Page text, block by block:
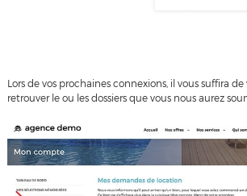
Lors de vos prochaines connexions, il vous suffira
retrouver le ou les dossiers que vous nous aurez